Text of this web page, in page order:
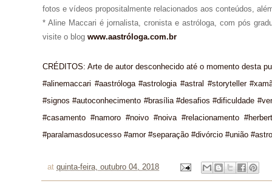
fotos e vídeos propositalmente relacionados aos conteúdos,
* Aline Maccari é jornalista, cronista e astróloga, com pós
visite o blog www.aastróloga.com.br
CRÉDITOS: Arte de autor desconhecido até o momento desta
#alinemaccari #aastróloga #astrologia #astral #storyteller
#signos #autoconhecimento #brasília #desafios #dificuldade
#casamento #namoro #noivo #noiva #relacionamento
#paralamasdosucesso #amor #separação #divórcio #união
at quinta-feira, outubro 04, 2018